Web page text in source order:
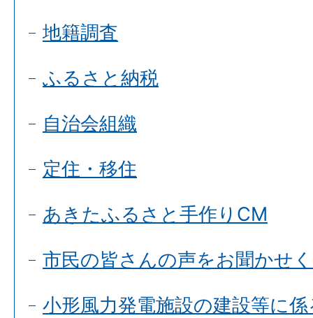
地籍調査
ふるさと納税
自治会組織
定住・移住
あきたふるさと手作りCM
市民の皆さんの声をお聞かせ
小形風力発電施設の建設等に